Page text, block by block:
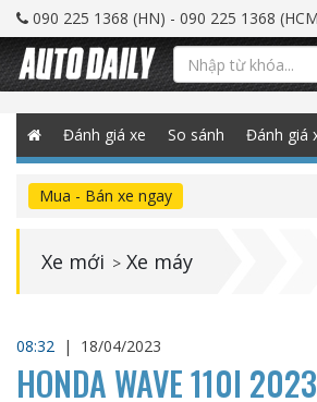
090 225 1368 (HN) - 090 225 1368
Đánh giá xe So sánh Đánh giá
Mua - Bán xe ngay
Xe mới > Xe máy
08:32 | 18/04/2023
HONDA WAVE 110I